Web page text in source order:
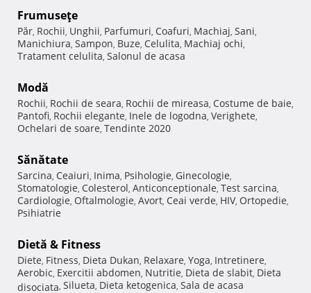
Frumuseţe
Păr, Rochii, Unghii, Parfumuri, Coafuri, Machiaj, Sani,
Manichiura, Sampon, Buze, Celulita, Machiaj ochi,
Tratament celulita, Salonul de acasa
Modă
Rochii, Rochii de seara, Rochii de mireasa, Costume de baie,
Pantofi, Rochii elegante, Inele de logodna, Verighete,
Ochelari de soare, Tendinte 2020
Sănătate
Sarcina, Ceaiuri, Inima, Psihologie, Ginecologie,
Stomatologie, Colesterol, Anticonceptionale, Test sarcina,
Cardiologie, Oftalmologie, Avort, Ceai verde, HIV, Ortopedie,
Psihiatrie
Dietă & Fitness
Diete, Fitness, Dieta Dukan, Relaxare, Yoga, Intretinere,
Aerobic, Exercitii abdomen, Nutritie, Dieta de slabit, Dieta
disociata, Silueta, Dieta ketogenica, Sala de acasa